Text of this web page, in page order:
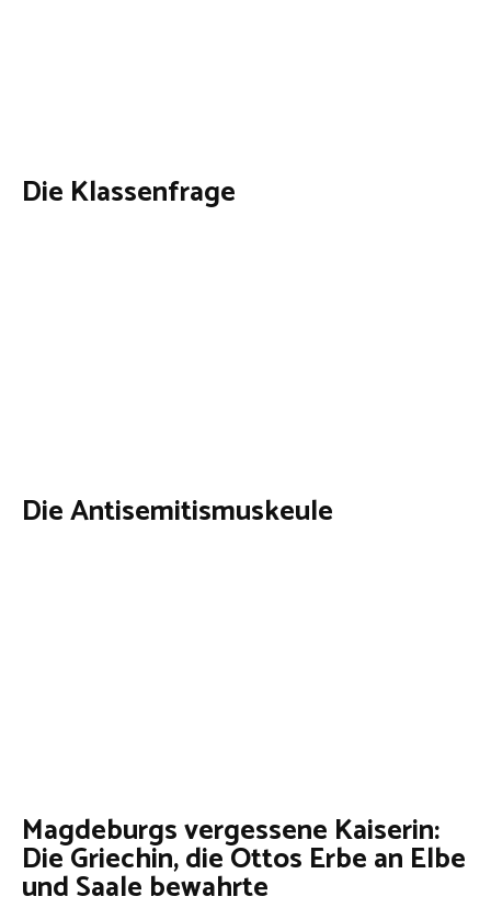
Die Klassenfrage
Die Antisemitismuskeule
Magdeburgs vergessene Kaiserin:
Die Griechin, die Ottos Erbe an Elbe
und Saale bewahrte